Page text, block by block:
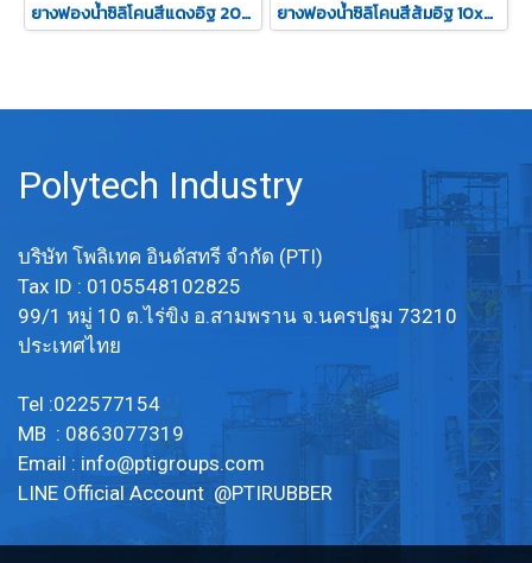
ยางฟองน้ำซิลิโคนสีแดงอิฐ 20x30mm ยางฟองน้ำซิลิโคนสีส้มอิฐ 10x20mm
Polytech Industry
บริษัท โพลิเทค อินดัสทรี จำกัด (PTI)
Tax ID : 0105548102825
99/1 หมู่ 10 ต.ไร่ขิง อ.สามพราน จ.นครปฐม 73210
ประเทศไทย
Tel :022577154
MB : 0863077319
Email : info@ptigroups.com
LINE Official Account @PTIRUBBER